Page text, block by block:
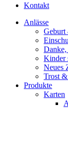
Kontakt
Anlässe
Geburt
Danke,
Kinder
Neues
Trost
Produkte
Karten